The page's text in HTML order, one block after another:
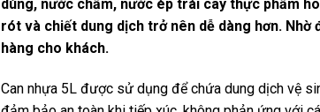
dùng, nước chấm, nước ép trái cây thực phẩm
rót và chiết dung dịch trở nên dễ dàng hơn.
hàng cho khách.
Can nhựa 5L được sử dụng để chứa dung dịch vệ